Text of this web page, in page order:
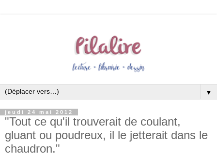
▼
jeudi 24 mai 2012
"Tout ce qu'il trouverait de coulant,
gluant ou poudreux, il le jetterait dans le
chaudron."